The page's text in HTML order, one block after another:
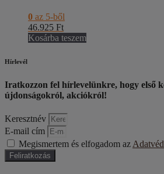
0 az 5-ből
46.925 Ft
Kosárba teszem
Hírlevél
Iratkozzon fel hírlevelünkre, hogy első
újdonságokról, akciókról!
Keresztnév
E-mail cím
Megismertem és elfogadom az
Feliratkozás